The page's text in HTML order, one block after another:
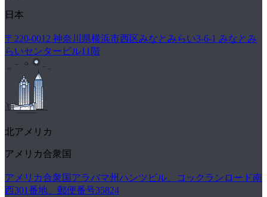
日本
〒220-0012 神奈川県横浜市西区みなとみらい3-6-1 みなとみ
らいセンタービル11階
北アメリカ
アメリカ合衆国
アメリカ合衆国アラバマ州ハンツビル、コックランロード南
西301番地、郵便番号35824